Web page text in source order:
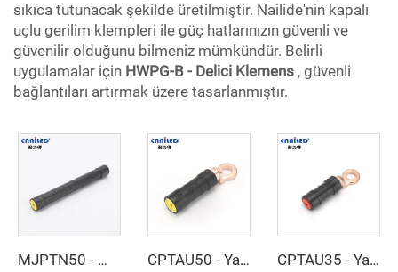
sıkıca tutunacak şekilde üretilmiştir. Nailide'nin kapalı
uçlu gerilim klempleri ile güç hatlarınızın güvenli ve
güvenilir olduğunu bilmeniz mümkündür. Belirli
uygulamalar için HWPG-B - Delici Klemens , güvenli
bağlantıları artırmak üzere tasarlanmıştır.
MJPTN50 - MJPTN CPTAU50 - Yalıtımlı Bakır ve Alüminyum Terminaller CPTAU35 - Yalıtımlı Bakır ve Alüminyum Terminaller